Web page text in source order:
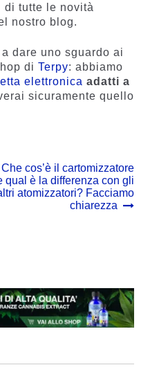
di tutte le novità
nostro blog.
dare uno sguardo ai
di Terpy: abbiamo
elettronica adatti a
sicuramente quello
Next
post:
Che cos’è il cartomizzatore
qual è la differenza con gli
atomizzatori? Facciamo
chiarezza